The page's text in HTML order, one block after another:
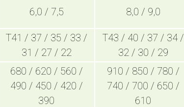
6,0 / 7,5 8,0 / 9,0
T41 / 37 / 35 / 33 /
31 / 27 / 22
T43 / 40 / 37 / 34 /
32 / 30 / 29
680 / 620 / 560 /
490 / 450 / 420 /
390
910 / 850 / 780 /
740 / 700 / 650 /
610